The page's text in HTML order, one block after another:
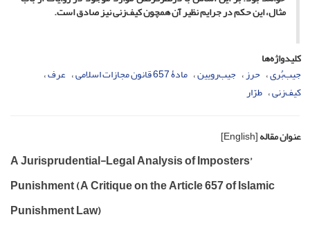
مثال، این حکم در جرایم نظیر آن همچون کیف‌زنی نیز صادق است.
کلیدواژه‌ها
جیب‌بُری حرز جیب‌رویین مادۀ 657 قانون مجازات اسلامی
عرف
کیف‌زنی طرّار
عنوان مقاله[English]
A Jurisprudential-Legal Analysis of Imposters’
Punishment (A Critique on the Article 657 of Islamic
Punishment Law)